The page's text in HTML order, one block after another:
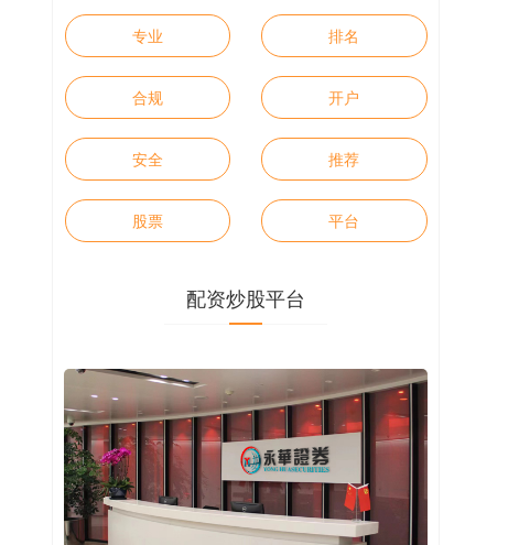
专业 排名
合规 开户
安全 推荐
股票 平台
配资炒股平台